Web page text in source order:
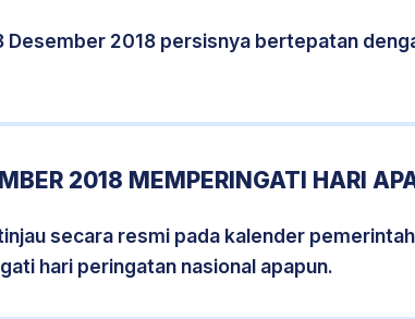
Desember 2018 persisnya bertepatan
2018 MEMPERINGATI HARI
secara resmi pada kalender
hari peringatan nasional apapun.